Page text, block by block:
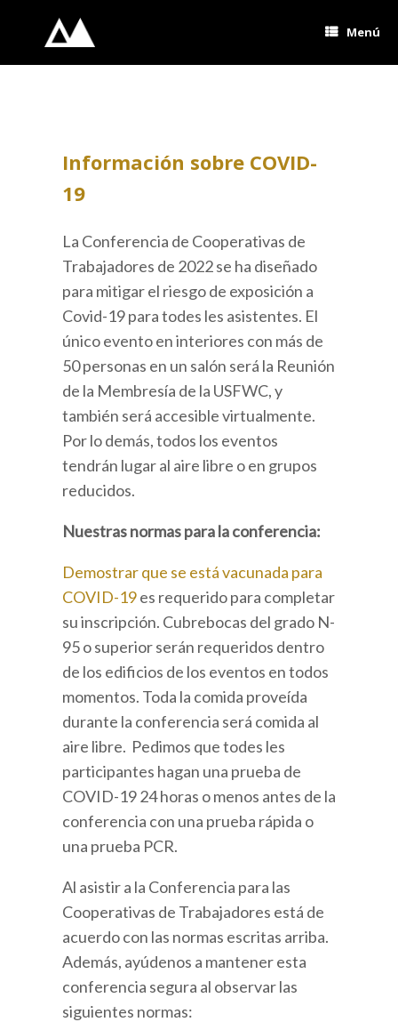
contenido
Menú
Información sobre COVID-
19
La Conferencia de Cooperativas de
Trabajadores de 2022 se ha diseñado
para mitigar el riesgo de exposición a
Covid-19 para todes les asistentes. El
único evento en interiores con más de
50 personas en un salón será la Reunión
de la Membresía de la USFWC, y
también será accesible virtualmente.
Por lo demás, todos los eventos
tendrán lugar al aire libre o en grupos
reducidos.
Nuestras normas para la conferencia:
Demostrar que se está vacunada para
COVID-19es requerido para completar
su inscripción. Cubrebocas del grado N-
95 o superior serán requeridos dentro
de los edificios de los eventos en todos
momentos. Toda la comida proveída
durante la conferencia será comida al
aire libre. Pedimos que todes les
participantes hagan una prueba de
COVID-19 24 horas o menos antes de la
conferencia con una prueba rápida o
una prueba PCR.
Al asistir a la Conferencia para las
Cooperativas de Trabajadores está de
acuerdo con las normas escritas arriba.
Además, ayúdenos a mantener esta
conferencia segura al observar las
siguientes normas: